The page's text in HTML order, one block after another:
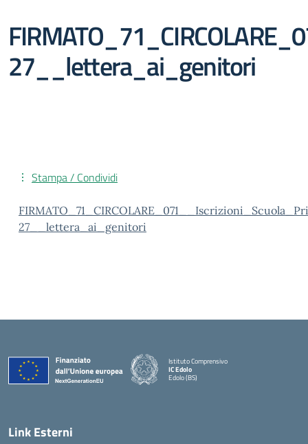
27__lettera_ai_genitori
Stampa / Condividi
27__lettera_ai_genitori
Istituto Comprensivo
IC Edolo
Edolo (BS)
Link Esterni